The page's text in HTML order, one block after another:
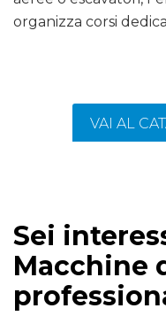
organizza corsi
VAI AL
Sei
Macchine